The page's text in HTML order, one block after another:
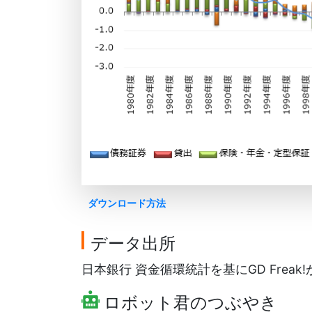
ダウンロード方法
データ出所
日本銀行 資金循環統計を基にGD Freak!
ロボット君のつぶやき